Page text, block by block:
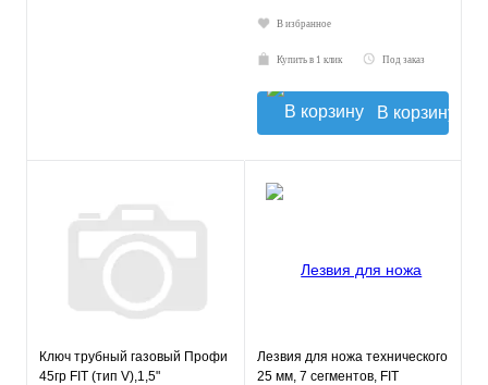
В избранное
Купить в 1 клик Под заказ
В корзину
Ключ трубный газовый Профи
45гр FIT (тип V),1,5"
Лезвия для ножа технического
25 мм, 7 сегментов, FIT